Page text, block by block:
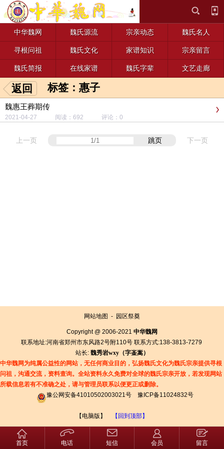
中华魏网 魏氏源流 宗亲动态 魏氏名人
寻根问祖 魏氏文化 家谱知识 宗亲留言
魏氏简报 在线家谱 魏氏字辈 文艺走廊
返回 标签：惠子
魏惠王葬期传
2021-04-27 阅读：692 评论：0
上一页 跳页 下一页
网站地图 - 园区祭奠
Copyright @ 2006-2021 中华魏网
联系地址:河南省郑州市东风路2号附110号 联系方式:138-3813-7279
站长: 魏秀岩wxy（字崟嵩）
中华魏网为纯属公益性的网站，无任何商业目的，弘扬魏氏文化为魏氏宗亲提供寻根
问祖，沟通交流，资料查询。全站资料永久免费对全球的魏氏宗亲开放，若发现网站
所载信息若有不准确之处，请与管理员联系以便更正或删除。
豫公网安备41010502003021号
豫ICP备11024832号
【电脑版】 【回到顶部】
首页 电话 短信 会员 留言